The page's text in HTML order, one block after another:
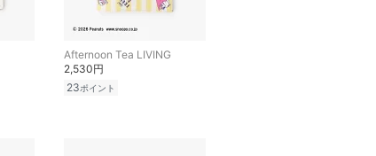
Afternoon Tea LIVING
2,530円
23ポイント